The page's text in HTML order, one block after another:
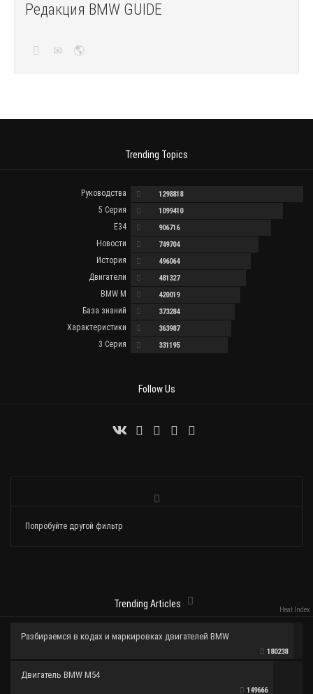
Редакция BMW GUIDE
Trending Topics
Руководства 1298818
5 Серия 1099410
E34 906716
Новости 749704
История 496064
Двигатели 481327
BMW M 420019
База знаний 373284
Характеристики 363987
3 Серия 331195
Follow Us
Попробуйте другой фильтр
Trending Articles
Heat Index
Разбираемся в кодах и маркировках двигателей BMW
180238
Двигатель BMW M54
149666